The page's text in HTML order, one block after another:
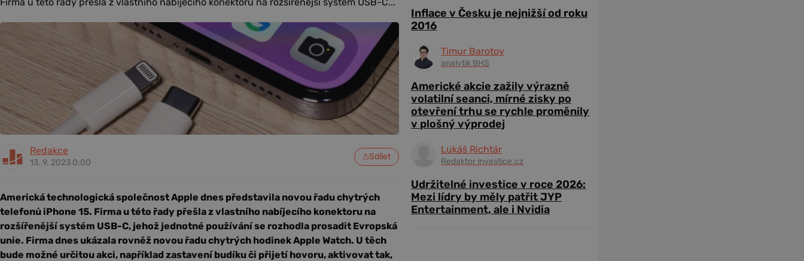
Redakce
13. 9. 2023 0:00
Sdílet
Americká technologická společnost Apple dnes představila novou řadu chytrých
telefonů iPhone 15. Firma u této řady přešla z vlastního nabíjecího konektoru na
rozšířenější systém USB-C, jehož jednotné používání se rozhodla prosadit Evropská
unie. Firma dnes ukázala rovněž novou řadu chytrých hodinek Apple Watch. U těch
bude možné určitou akci, například zastavení budíku či přijetí hovoru, aktivovat tak,
Inflace v Česku je nejnižší od roku
2016
Timur Barotov
analytik BHS
Americké akcie zažily výrazně
volatilní seanci, mírné zisky po
otevření trhu se rychle proměnily
v plošný výprodej
Lukáš Richtár
Redaktor investice.cz
Udržitelné investice v roce 2026:
Mezi lídry by měly patřit JYP
Entertainment, ale i Nvidia